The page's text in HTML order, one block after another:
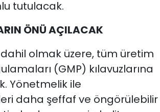
tutulacak.
ÖNÜ AÇILACAK
olmak üzere, tüm üretim
(GMP) kılavuzlarına
Yönetmelik ile
daha şeffaf ve öngörülebilir